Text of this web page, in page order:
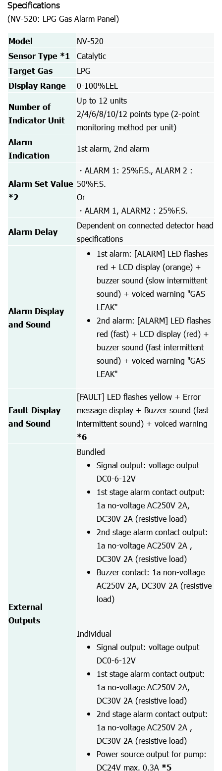
Specifications
(NV-520: LPG Gas Alarm Panel)
Model NV-520
Sensor Type *1 Catalytic
Target Gas LPG
Display Range 0-100%LEL
Number of
Indicator Unit
Up to 12 units
2/4/6/8/10/12 points type (2-point
monitoring method per unit)
Alarm
Indication
1st alarm, 2nd alarm
Alarm Set Value
*2
・ALARM 1: 25%F.S., ALARM 2 :
50%F.S.
Or
・ALARM 1, ALARM2 : 25%F.S.
Alarm Delay
Dependent on connected detector head
specifications
Alarm Display
and Sound
1st alarm: [ALARM] LED flashes
red + LCD display (orange) +
buzzer sound (slow intermittent
sound) + voiced warning "GAS
LEAK"
2nd alarm: [ALARM] LED flashes
red (fast) + LCD display (red) +
buzzer sound (fast intermittent
sound) + voiced warning "GAS
LEAK"
Fault Display
and Sound
[FAULT] LED flashes yellow + Error
message display + Buzzer sound (fast
intermittent sound) + voiced warning
*6
External
Outputs
Bundled
Signal output: voltage output
DC0-6-12V
1st stage alarm contact output:
1a no-voltage AC250V 2A,
DC30V 2A (resistive load)
2nd stage alarm contact output:
1a no-voltage AC250V 2A ,
DC30V 2A (resistive load)
Buzzer contact: 1a non-voltage
AC250V 2A, DC30V 2A (resistive
load)
Individual
Signal output: voltage output
DC0-6-12V
1st stage alarm contact output:
1a no-voltage AC250V 2A,
DC30V 2A (resistive load)
2nd stage alarm contact output:
1a no-voltage AC250V 2A ,
DC30V 2A (resistive load)
Power source output for pump:
DC24V max. 0.3A *5